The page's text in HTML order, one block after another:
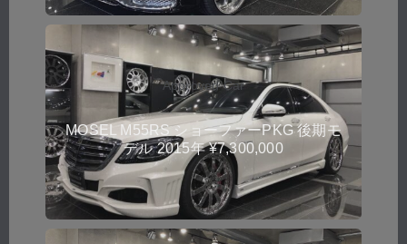
Approved Car
MOSEL M55RS ショーファーPKG 後期モ
デル 2015年 ¥7,300,000